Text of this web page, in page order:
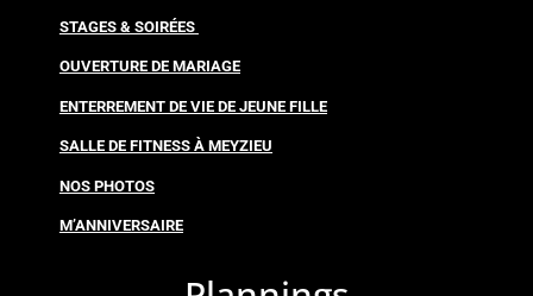
STAGES & SOIRÉES
OUVERTURE DE MARIAGE
ENTERREMENT DE VIE DE JEUNE FILLE
SALLE DE FITNESS À MEYZIEU
NOS PHOTOS
M’ANNIVERSAIRE